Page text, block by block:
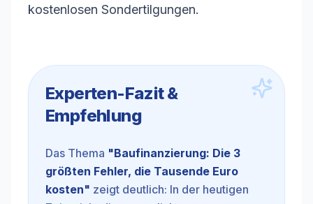
kostenlosen Sondertilgungen.
Experten-Fazit &
Empfehlung
Das Thema "Baufinanzierung: Die 3
größten Fehler, die Tausende Euro
kosten" zeigt deutlich: In der heutigen